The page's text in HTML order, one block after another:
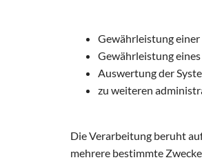
Gewährleistung
Gewährleistung
Auswertung der
zu weiteren
Die Verarbeitung beruht
mehrere bestimmte